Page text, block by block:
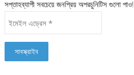
সপ্তাহব্যাপী সবচেয়ে জনপ্রিয় অপরচুনিটিস গুলো পাও!